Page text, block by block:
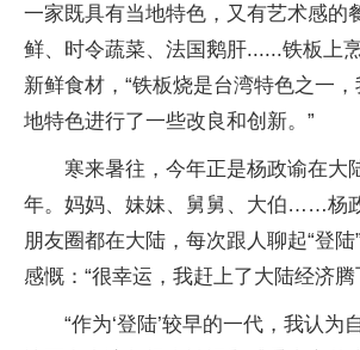
一家既具有当地特色，又有艺术感的
鲜、时令蔬菜、法国鹅肝......铁板上
新鲜食材，“铁板烧是台湾特色之一
地特色进行了一些改良和创新。”
寒来暑往，今年正是杨政谕在大
年。妈妈、妹妹、舅舅、大伯……杨
朋友圈都在大陆，每次跟人聊起“登
感慨：“很幸运，我赶上了大陆经济腾
“作为‘登陆’较早的一代，我认为